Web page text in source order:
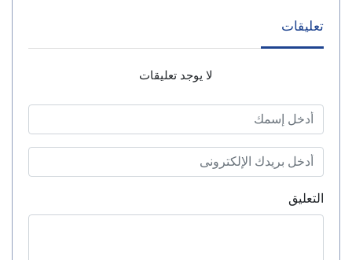
تعليقات
لا يوجد تعليقات
التعليق